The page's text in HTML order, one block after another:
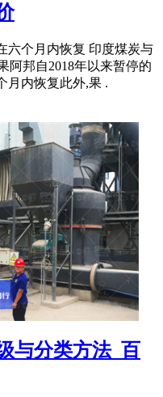
六个月内恢复 印度煤炭与
阿邦自2018年以来暂停的
月内恢复此外,果 .
与分类方法_百